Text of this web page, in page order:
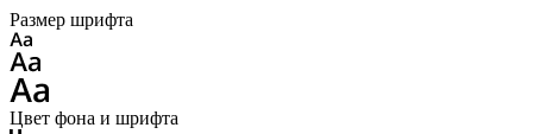
Размер шрифта
Цвет фона и шрифта